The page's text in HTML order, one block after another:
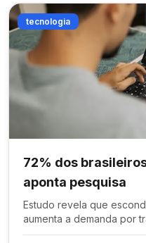
tecnologia
72% dos
aponta pesquisa
Estudo revela que
aumenta a demanda por